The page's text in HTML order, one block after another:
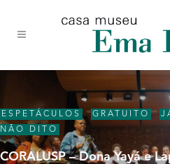
conteúdo
navegação
site
ESPETÁCULOS ,GRATUITO ,
NÃO DITO
CORALUSP – Dona Yayá e